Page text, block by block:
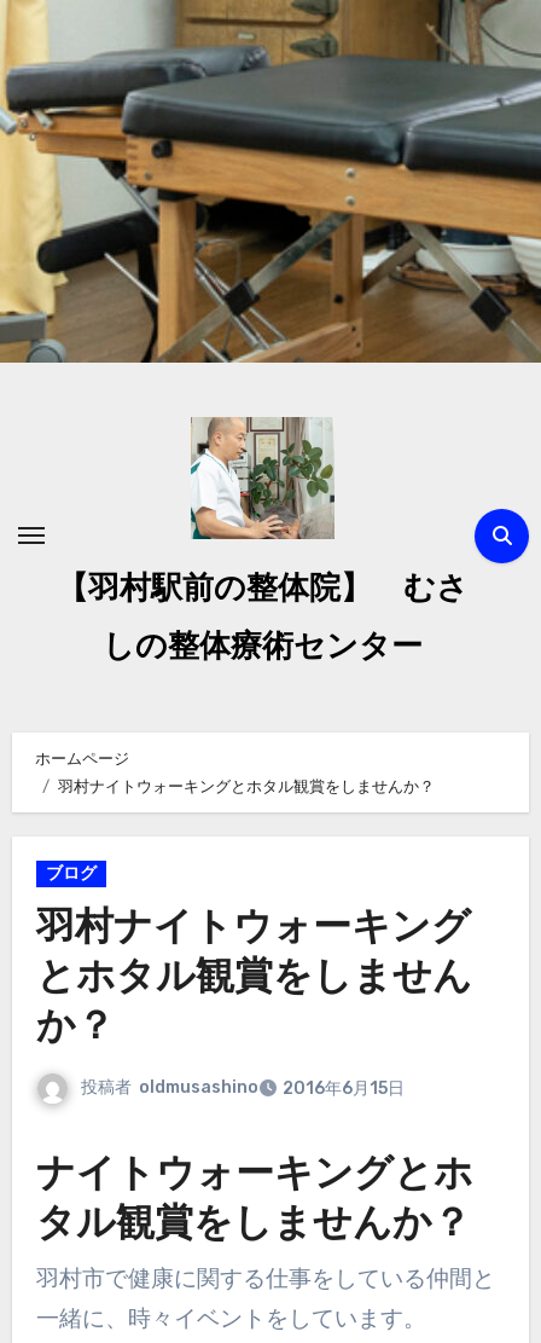
を
ス
【羽村駅前の整体院】 むさ
しの整体療術センター
ホームページ
羽村ナイトウォーキングとホタル観賞をしませんか？
ブログ
羽村ナイトウォーキング
とホタル観賞をしません
か？
投稿者 oldmusashino 2016年6月15日
ナイトウォーキングとホ
タル観賞をしませんか？
羽村市で健康に関する仕事をしている仲間と
一緒に、時々イベントをしています。